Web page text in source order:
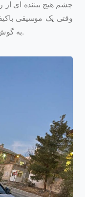
چشم هیچ بیننده ای از
وقتی یک موسیقی
به گوش شما برسد و شما را از خود بی خود کند.